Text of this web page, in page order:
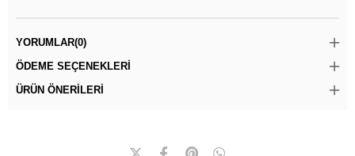
YORUMLAR(0)
ÖDEME SEÇENEKLERI
ÜRÜN ÖNERILERI